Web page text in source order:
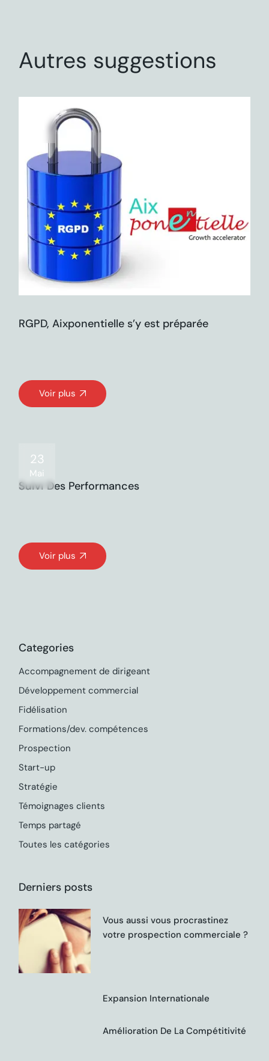
Autres suggestions
RGPD, Aixponentielle s’y est préparée
Voir plus
23
Mai
Suivi Des Performances
Voir plus
Categories
Accompagnement de dirigeant
Développement commercial
Fidélisation
Formations/dev. compétences
Prospection
Start-up
Stratégie
Témoignages clients
Temps partagé
Toutes les catégories
Derniers posts
Vous aussi vous procrastinez
votre prospection commerciale ?
Expansion Internationale
Amélioration De La Compétitivité